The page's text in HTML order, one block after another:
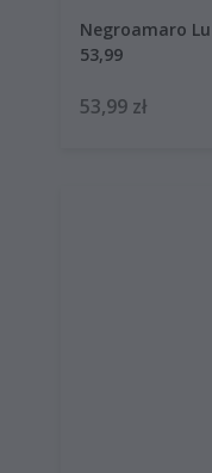
Negroamaro Lu Ceppu Masca del Tacco
53,99
53,99 zł